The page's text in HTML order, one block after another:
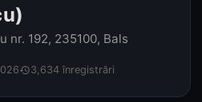
nr. 192, 235100, Bals
history3,634 înregistrări